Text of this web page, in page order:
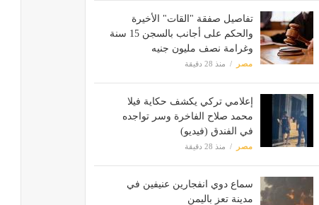
تفاصيل صفقة "القات" الأخيرة
والحكم على أجانب بالسجن 15 سنة
وغرامة نصف مليون جنيه
مصر منذ 28 دقيقة
إعلامي تركي يكشف حكاية فيلا
محمد صلاح الفاخرة وسر تواجده
في الفندق (فيديو)
مصر منذ 28 دقيقة
سماع دوي انفجارين عنيفين في
مدينة تعز باليمن